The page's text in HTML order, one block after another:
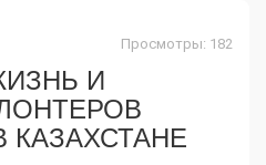
Просмотры: 182
И
КАЗАХСТАНЕ